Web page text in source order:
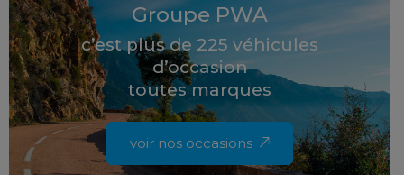
Groupe PWA
c’est plus de 225 véhicules
d’occasion
toutes marques
voir nos occasions